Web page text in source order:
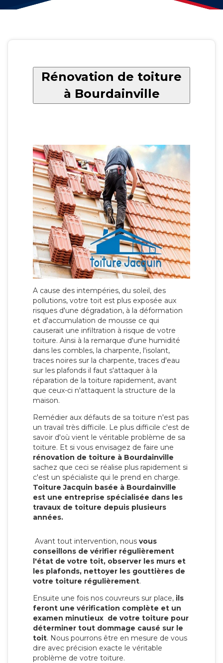
Rénovation de toiture
à Bourdainville
A cause des intempéries, du soleil, des
pollutions, votre toit est plus exposée aux
risques d'une dégradation, à la déformation
et d'accumulation de mousse ce qui
causerait une infiltration à risque de votre
toiture. Ainsi à la remarque d'une humidité
dans les combles, la charpente, l'isolant,
traces noires sur la charpente, traces d'eau
sur les plafonds il faut s'attaquer à la
réparation de la toiture rapidement, avant
que ceux-ci n'attaquent la structure de la
maison.
Remédier aux défauts de sa toiture n'est pas
un travail très difficile. Le plus difficile c'est de
savoir d'où vient le véritable problème de sa
toiture. Et si vous envisagez de faire une
rénovation de toiture à Bourdainville
sachez que ceci se réalise plus rapidement si
c'est un spécialiste qui le prend en charge.
Toiture Jacquin basée à Bourdainville
est une entreprise spécialisée dans les
travaux de toiture depuis plusieurs
années.
Avant tout intervention, nous vous
conseillons de vérifier régulièrement
l'état de votre toit, observer les murs et
les plafonds, nettoyer les gouttières de
votre toiture régulièrement.
Ensuite une fois nos couvreurs sur place, ils
feront une vérification complète et un
examen minutieux de votre toiture pour
déterminer tout dommage causé sur le
toit. Nous pourrons être en mesure de vous
dire avec précision exacte le véritable
problème de votre toiture.